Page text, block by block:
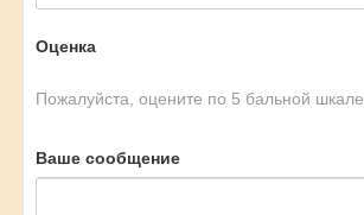
Оценка
Пожалуйста, оцените по 5 бальной шкале
Ваше сообщение